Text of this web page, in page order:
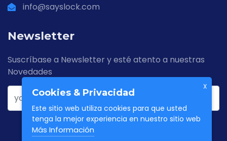
info@sayslock.com
Newsletter
Suscríbase a Newsletter y esté atento a nuestras
Novedades
X
Cookies & Privacidad
Este sitio web utiliza cookies para que usted
tenga la mejor experiencia en nuestro sitio web
Más Información